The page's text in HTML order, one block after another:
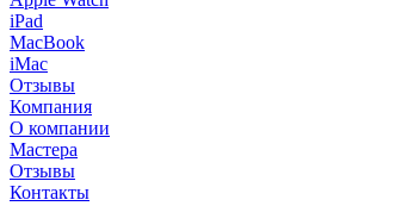
iPad
MacBook
iMac
Отзывы
Компания
О компании
Мастера
Отзывы
Контакты